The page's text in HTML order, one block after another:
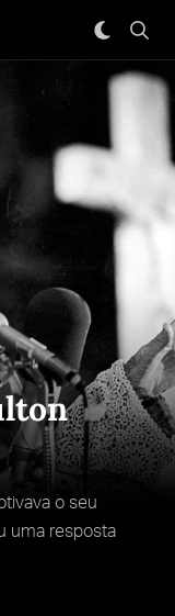
o seu
uma resposta